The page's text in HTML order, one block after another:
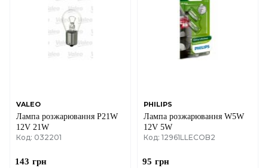
VALEO
Лампа розжарювання P21W
12V 21W
Код: 032201
143 грн
PHILIPS
Лампа розжарювання W5W
12V 5W
Код: 12961LLECOB2
95 грн